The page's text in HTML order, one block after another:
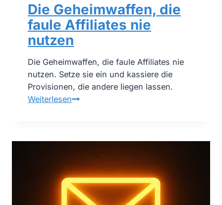
Die Geheimwaffen, die
faule Affiliates nie
nutzen
Die Geheimwaffen, die faule Affiliates nie
nutzen. Setze sie ein und kassiere die
Provisionen, die andere liegen lassen.
WeiterlesenD
e
i
m